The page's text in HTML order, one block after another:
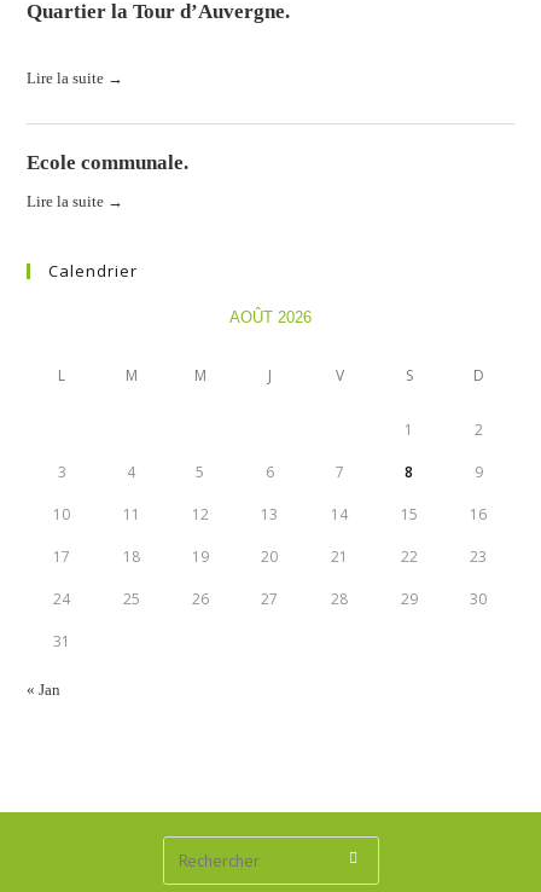
Quartier la Tour d’Auvergne.
Lire la suite →
Ecole communale.
Lire la suite →
Calendrier
AOÛT 2026
L M M J V S D
1 2
3 4 5 6 7 8 9
10 11 12 13 14 15 16
17 18 19 20 21 22 23
24 25 26 27 28 29 30
31
« Jan